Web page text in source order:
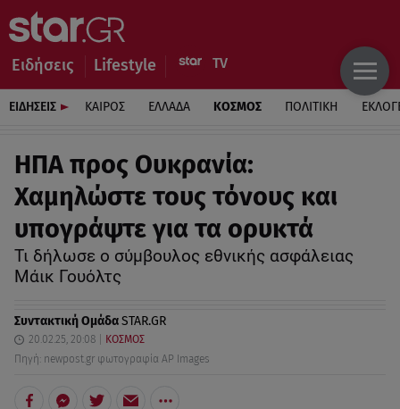
Ειδήσεις Lifestyle
ΕΙΔΗΣΕΙΣ ΚΑΙΡΟΣ ΕΛΛΑΔΑ ΚΟΣΜΟΣ ΠΟΛΙΤΙΚΗ
ΗΠΑ προς Ουκρανία:
Χαμηλώστε τους τόνους και
υπογράψτε για τα ορυκτά
Τι δήλωσε ο σύμβουλος εθνικής ασφάλειας
Μάικ Γουόλτς
Συντακτική ΟμάδαSTAR.GR
20.02.25, 20:08
ΚΟΣΜΟΣ
Πηγή: newpost.gr φωτογραφία AP Images